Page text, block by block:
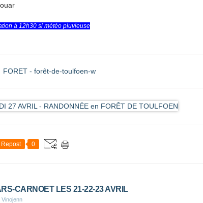
à 12h30 si météo pluvieuse
FORET - forêt-de-toulfoen-w
Repost 0
CARNOET LES 21-22-23 AVRIL
Vinojenn